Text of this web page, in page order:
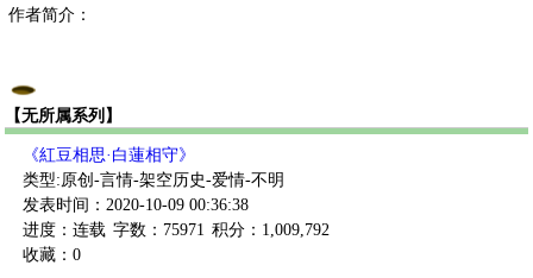
作者简介：
【无所属系列】
《紅豆相思·白蓮相守》
类型:原创-言情-架空历史-爱情-不明
发表时间：2020-10-09 00:36:38
进度：连载 字数：75971 积分：1,009,792
收藏：0